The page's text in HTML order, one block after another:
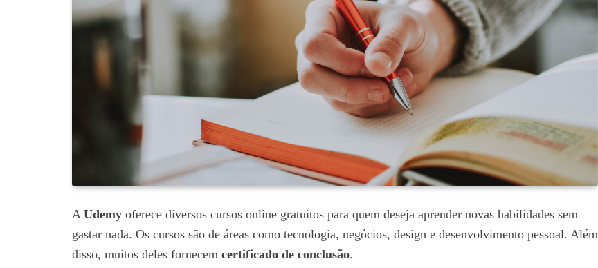
A Udemy oferece diversos cursos online gratuitos para quem deseja aprender novas habilidades sem
gastar nada. Os cursos são de áreas como tecnologia, negócios, design e desenvolvimento pessoal. Além
disso, muitos deles fornecem certificado de conclusão.